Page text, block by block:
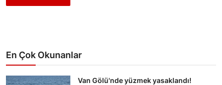
En Çok Okunanlar
Van Gölü'nde yüzmek yasaklandı!